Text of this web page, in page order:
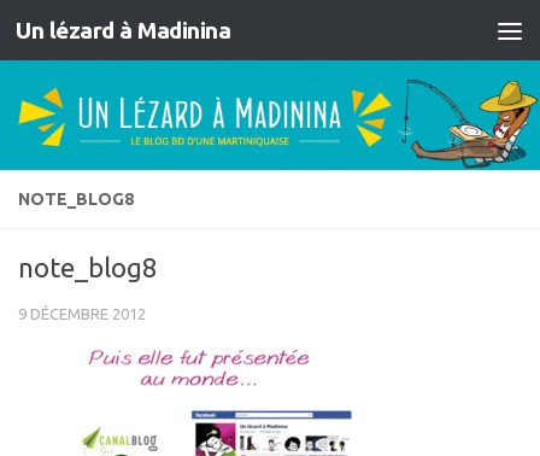
Skip to content
Un lézard à Madinina
NOTE_BLOG8
note_blog8
9 DÉCEMBRE 2012